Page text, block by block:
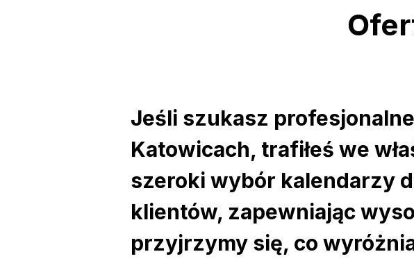
Jeśli szukasz
Katowicach, trafiłeś we
szeroki wybór kalendarzy
klientów, zapewniając
przyjrzymy się, co